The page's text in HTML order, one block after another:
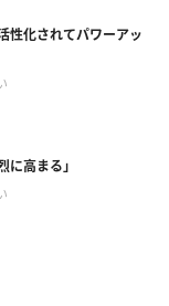
性化されてパワーアッ
に高まる」